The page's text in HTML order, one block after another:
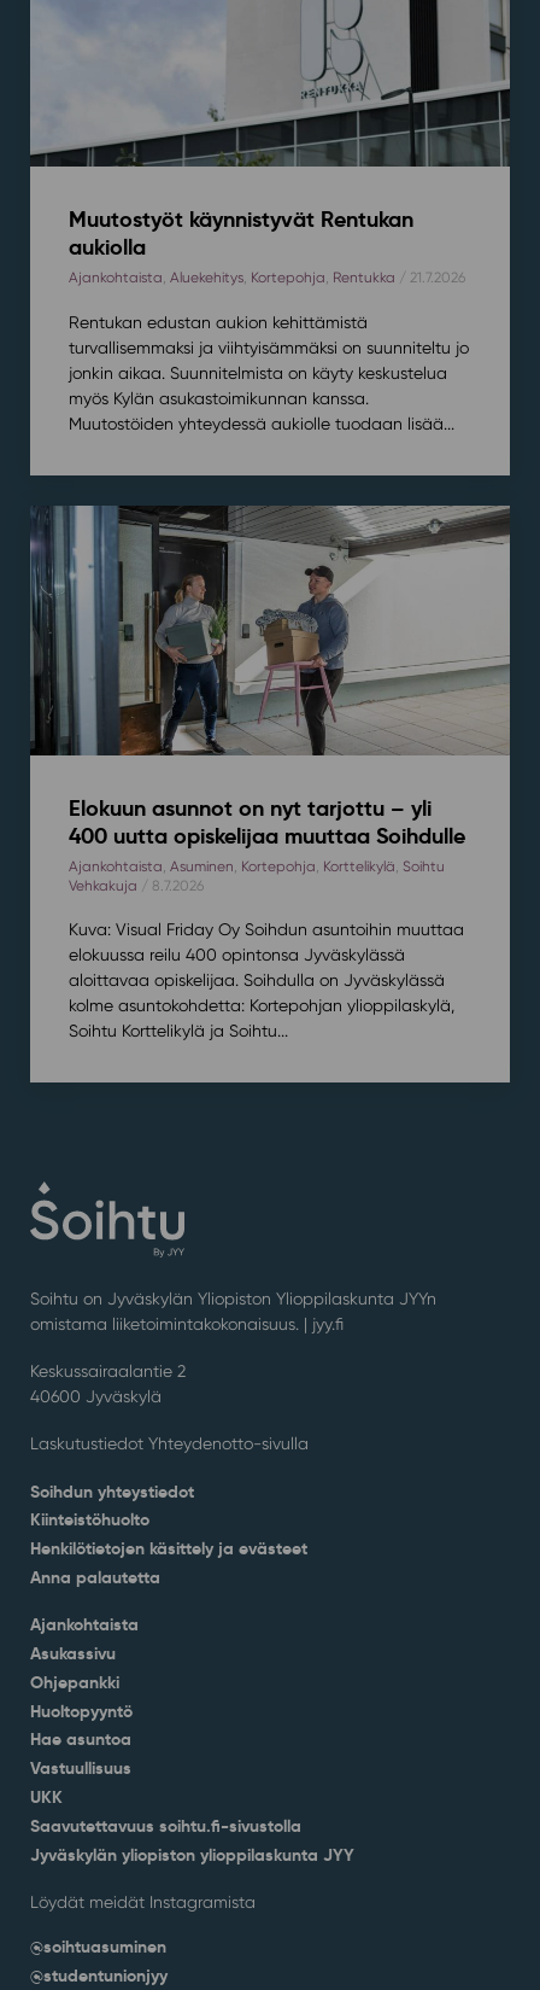
Muutostyöt käynnistyvät Rentukan
aukiolla
Ajankohtaista, Aluekehitys, Kortepohja, Rentukka / 21.7.2026
Rentukan edustan aukion kehittämistä
turvallisemmaksi ja viihtyisämmäksi on suunniteltu jo
jonkin aikaa. Suunnitelmista on käyty keskustelua
myös Kylän asukastoimikunnan kanssa.
Muutostöiden yhteydessä aukiolle tuodaan lisää...
Elokuun asunnot on nyt tarjottu – yli
400 uutta opiskelijaa muuttaa Soihdulle
Ajankohtaista Asuminen Kortepohja Korttelikylä Soihtu
Vehkakuja / 8.7.2026
Kuva: Visual Friday Oy Soihdun asuntoihin muuttaa
elokuussa reilu 400 opintonsa Jyväskylässä
aloittavaa opiskelijaa. Soihdulla on Jyväskylässä
kolme asuntokohdetta: Kortepohjan ylioppilaskylä,
Soihtu Korttelikylä ja Soihtu...
Soihtu on Jyväskylän Yliopiston Ylioppilaskunta JYYn
omistama liiketoimintakokonaisuus. | jyy.fi
Keskussairaalantie 2
40600 Jyväskylä
Laskutustiedot Yhteydenotto-sivulla
Soihdun yhteystiedot
Kiinteistöhuolto
Henkilötietojen käsittely ja evästeet
Anna palautetta
Ajankohtaista
Asukassivu
Ohjepankki
Huoltopyyntö
Hae asuntoa
Vastuullisuus
UKK
Saavutettavuus soihtu.fi-sivustolla
Jyväskylän yliopiston ylioppilaskunta JYY
Löydät meidät Instagramista
@soihtuasuminen
@studentunionjyy